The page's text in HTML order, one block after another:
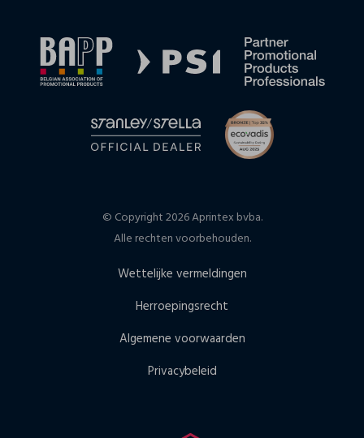
© Copyright 2026 Aprintex bvba.
Alle rechten voorbehouden.
Wettelijke vermeldingen
Herroepingsrecht
Algemene voorwaarden
Privacybeleid